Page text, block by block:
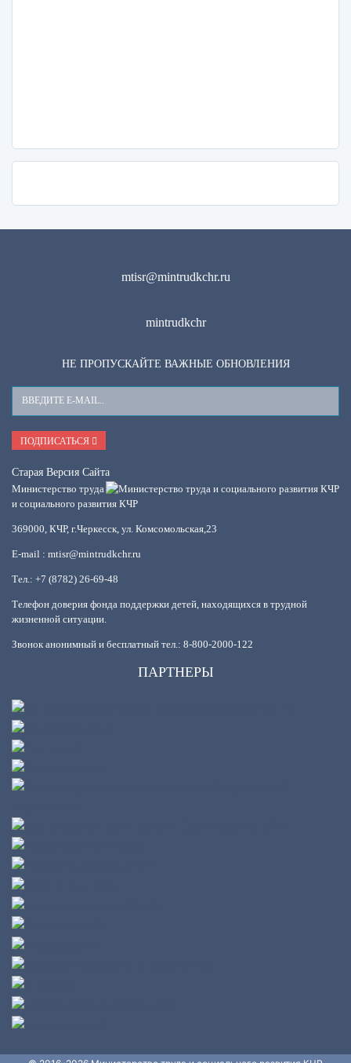
mtisr@mintrudkchr.ru
mintrudkchr
НЕ ПРОПУСКАЙТЕ ВАЖНЫЕ ОБНОВЛЕНИЯ
Ваш
E-
Mail
ПОДПИСАТЬСЯ
Старая Версия Сайта
Министерство труда
и социального развития КЧР
369000, КЧР, г.Черкесск, ул. Комсомольская,23
E-mail : mtisr@mintrudkchr.ru
Тел.: +7 (8782) 26-69-48
Телефон доверия фонда поддержки детей, находящихся в трудной
жизненной ситуации.
Звонок анонимный и бесплатный тел.: 8-800-2000-122
ПАРТНЕРЫ